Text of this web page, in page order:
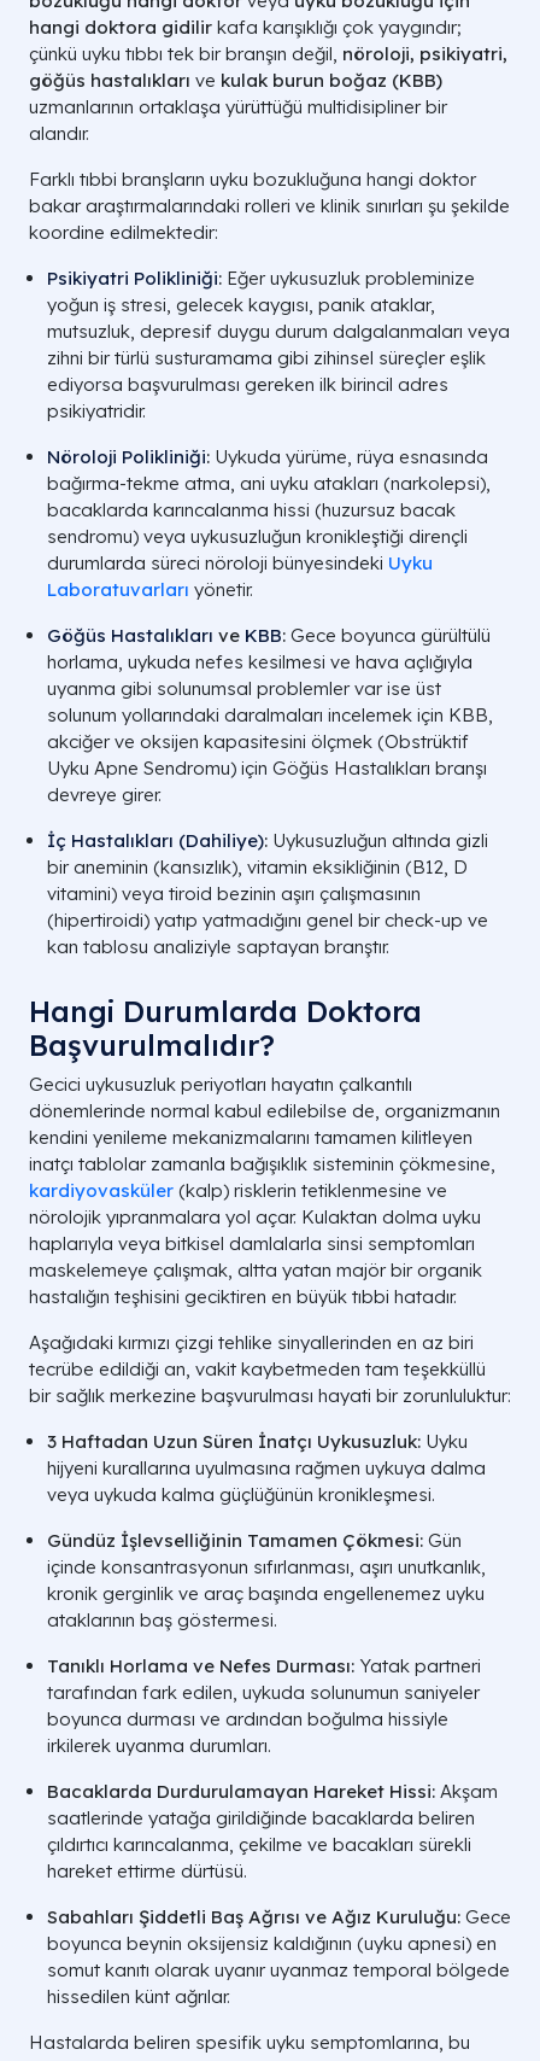
hangi doktora gidilir kafa karışıklığı çok yaygındır;
çünkü uyku tıbbı tek bir branşın değil, nöroloji, psikiyatri,
göğüs hastalıkları ve kulak burun boğaz (KBB)
uzmanlarının ortaklaşa yürüttüğü multidisipliner bir
alandır.
Farklı tıbbi branşların uyku bozukluğuna hangi doktor
bakar araştırmalarındaki rolleri ve klinik sınırları şu şekilde
koordine edilmektedir:
Psikiyatri Polikliniği: Eğer uykusuzluk probleminize
yoğun iş stresi, gelecek kaygısı, panik ataklar,
mutsuzluk, depresif duygu durum dalgalanmaları veya
zihni bir türlü susturamama gibi zihinsel süreçler eşlik
ediyorsa başvurulması gereken ilk birincil adres
psikiyatridir.
Nöroloji Polikliniği: Uykuda yürüme, rüya esnasında
bağırma-tekme atma, ani uyku atakları (narkolepsi),
bacaklarda karıncalanma hissi (huzursuz bacak
sendromu) veya uykusuzluğun kronikleştiği dirençli
durumlarda süreci nöroloji bünyesindeki Uyku
Laboratuvarları yönetir.
Göğüs Hastalıkları ve KBB: Gece boyunca gürültülü
horlama, uykuda nefes kesilmesi ve hava açlığıyla
uyanma gibi solunumsal problemler var ise üst
solunum yollarındaki daralmaları incelemek için KBB,
akciğer ve oksijen kapasitesini ölçmek (Obstrüktif
Uyku Apne Sendromu) için Göğüs Hastalıkları branşı
devreye girer.
İç Hastalıkları (Dahiliye): Uykusuzluğun altında gizli
bir aneminin (kansızlık), vitamin eksikliğinin (B12, D
vitamini) veya tiroid bezinin aşırı çalışmasının
(hipertiroidi) yatıp yatmadığını genel bir check-up ve
kan tablosu analiziyle saptayan branştır.
Hangi Durumlarda Doktora
Başvurulmalıdır?
Gecici uykusuzluk periyotları hayatın çalkantılı
dönemlerinde normal kabul edilebilse de, organizmanın
kendini yenileme mekanizmalarını tamamen kilitleyen
inatçı tablolar zamanla bağışıklık sisteminin çökmesine,
kardiyovasküler (kalp) risklerin tetiklenmesine ve
nörolojik yıpranmalara yol açar. Kulaktan dolma uyku
haplarıyla veya bitkisel damlalarla sinsi semptomları
maskelemeye çalışmak, altta yatan majör bir organik
hastalığın teşhisini geciktiren en büyük tıbbi hatadır.
Aşağıdaki kırmızı çizgi tehlike sinyallerinden en az biri
tecrübe edildiği an, vakit kaybetmeden tam teşekküllü
bir sağlık merkezine başvurulması hayati bir zorunluluktur:
3 Haftadan Uzun Süren İnatçı Uykusuzluk: Uyku
hijyeni kurallarına uyulmasına rağmen uykuya dalma
veya uykuda kalma güçlüğünün kronikleşmesi.
Gündüz İşlevselliğinin Tamamen Çökmesi: Gün
içinde konsantrasyonun sıfırlanması, aşırı unutkanlık,
kronik gerginlik ve araç başında engellenemez uyku
ataklarının baş göstermesi.
Tanıklı Horlama ve Nefes Durması: Yatak partneri
tarafından fark edilen, uykuda solunumun saniyeler
boyunca durması ve ardından boğulma hissiyle
irkilerek uyanma durumları.
Bacaklarda Durdurulamayan Hareket Hissi: Akşam
saatlerinde yatağa girildiğinde bacaklarda beliren
çıldırtıcı karıncalanma, çekilme ve bacakları sürekli
hareket ettirme dürtüsü.
Sabahları Şiddetli Baş Ağrısı ve Ağız Kuruluğu: Gece
boyunca beynin oksijensiz kaldığının (uyku apnesi) en
somut kanıtı olarak uyanır uyanmaz temporal bölgede
hissedilen künt ağrılar.
Hastalarda beliren spesifik uyku semptomlarına, bu